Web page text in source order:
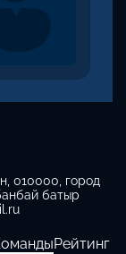
010000, город
батыр
Рейтинг